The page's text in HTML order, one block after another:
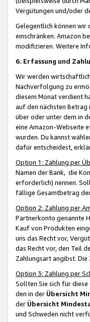
Vergütungen und/oder
Gelegentlich können wir
einschränken. Amazon
modifizieren. Weitere
6. Erfassung und
Wir werden
Nachverfolgung zu
diesem Monat verdient
auf den nächsten
über oder unter dem in
eine Amazon-Webseite
wurden. Du kannst
dafür entscheidest,
Option 1: Zahlung per
Namen der Bank, die
erforderlich) nennen.
fällige Gesamtbetrag
Option 2: Zahlung per
Partnerkonto genannte
Kauf von Produkten
uns das Recht vor,
das Recht vor, den Teil
Zahlungsart angibst.
Option 3: Zahlung per
Sollten Sie sich für
den in der Übersicht
der Übersicht
und Schweden nicht